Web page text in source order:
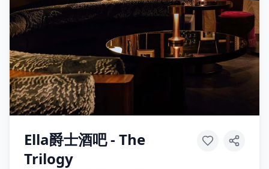
Ella爵士酒吧 - The
Trilogy